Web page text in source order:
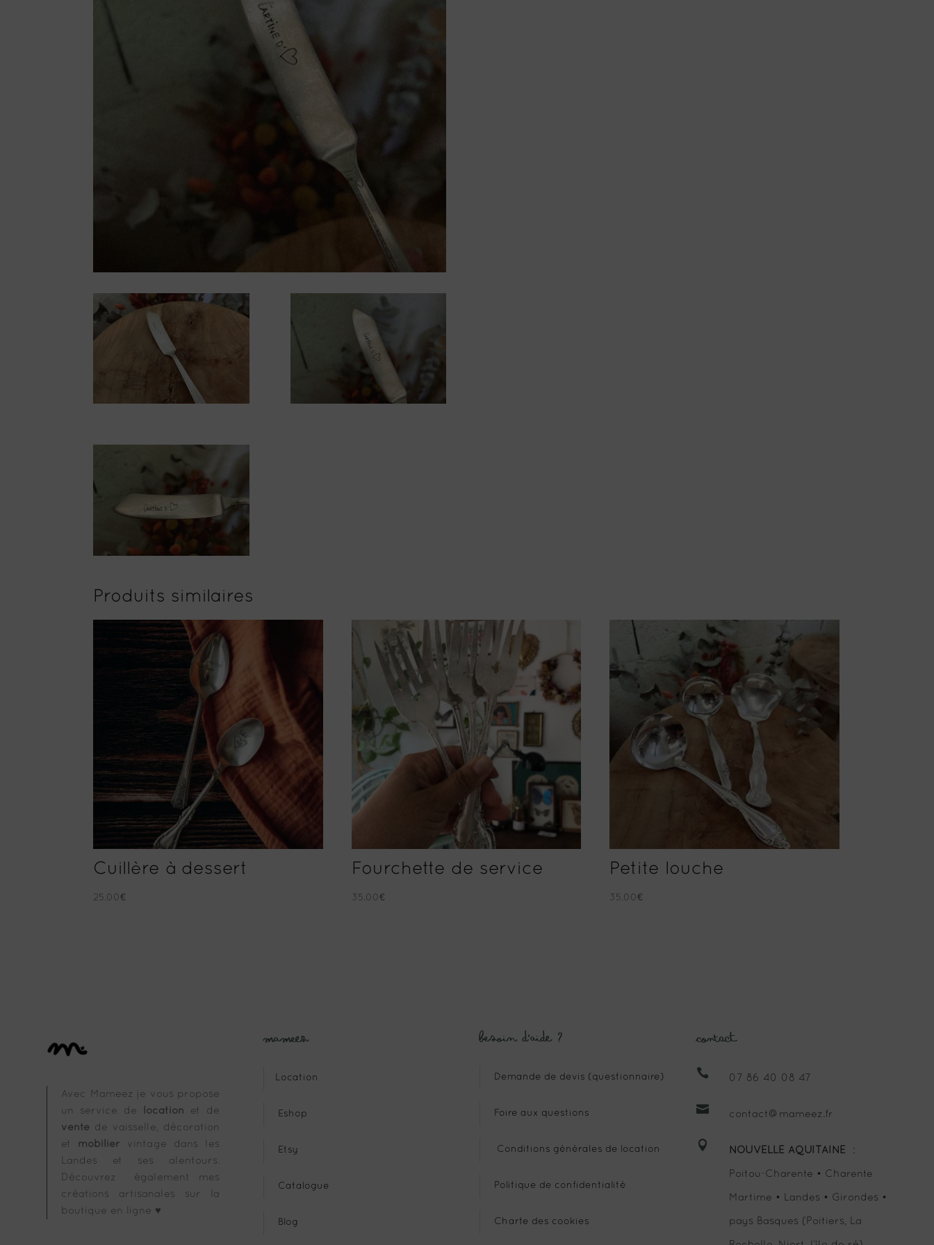
Produits similaires
Cuillère à dessert
25.00€
Fourchette de service
35.00€
Petite louche
35.00€
Avec Mameez je vous propose
un service de
location et de
vente de vaisselle, décoration
et mobilier vintage dans les
Landes et ses alentours.
Découvrez également mes
créations artisanales sur la
boutique en ligne ♥
Mameez
Location
Eshop
Etsy
Catalogue
Blog
Besoin d’aide ?
Demande de devis (questionnaire)
Foire aux questions
Conditions générales de location
Politique de confidentialité
Charte des cookies
Contact
 07 86 40 08 47
 contact@mameez.fr
 NOUVELLE AQUITAINE :
Poitou-Charente • Charente
Martime • Landes • Girondes •
pays Basques (Poitiers, La